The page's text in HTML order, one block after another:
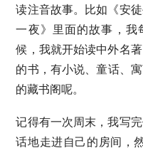
读注音故事。比如《安
一夜》里面的故事，我
候，我就开始读中外名
的书，有小说、童话、
的藏书阁呢。
记得有一次周末，我写
话地走进自己的房间，